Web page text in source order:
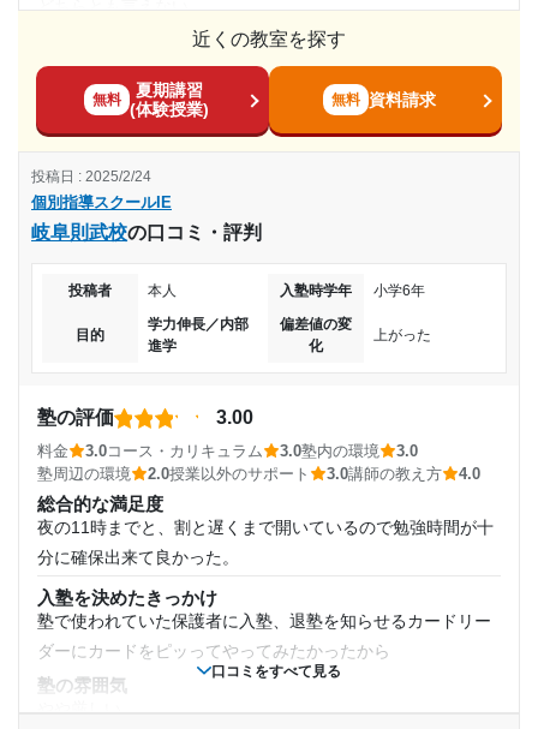
目的の達成度
目的の達成理由
高校での評定平均も上がり無事に希望の大学に合格出来
志望校と合格状況
個別指導スクールIE 中野北口校の口コミをもっと見る
業外で、先生と世間話をして距離感も縮まった。
利用詳細
通塾期間
2017年以前
入塾時の学年
受講コース
通塾頻度
週1日
1日あたりの授業時間
1時間～2時間未満
月額料金
たかいとは感じませんでした。 他の塾に言ったことがないの
でわからない部分があります。 普通なのかな？
コース・カリキュラム
かったです！ ありがとうございました。
講師の教え方
先生たちは最後まで新味になって指導していただくことがで
ました。
塾内の環境
設備はとても言いと思います！ 全て満足です 本当にお世話に
塾周辺の環境
とても言いと思います とても通いやすかったです 本当にあり
がとうございました。 これからもこのかんきょうを維持して
ください
授業以外のサポート
(相談・面談、家庭学習のサポート、授業以外のコミュニケーション等)
ったです。 受験にはげみになりました ありがとうございまし
近くの教室を探す
無料
夏期講習
(体験授業)
無料 資料請求
口コミをすべて見る
個別指導スクールIE
岐阜則武校の口コミ・評判
投稿日 : 2025/2/24
投稿者 本人 入塾時学年 小学6年
目的
学力伸長／内部
進学
偏差値の変
化
上がった
塾の評価 3.00
料金 3.0コース・カリキュラム 3.0塾内の環境
3.0
塾周辺の環境
2.0授業以外のサポート 3.0講師の教え方 4.0
総合的な満足度
夜の11時までと、割と遅くまで開いているので勉強時間が十
分に確保出来て良かった。
入塾を決めたきっかけ
塾で使われていた保護者に入塾、退塾を知らせるカードリー
ダーにカードをピッってやってみたかったから
塾の雰囲気